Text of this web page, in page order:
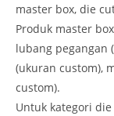
master box, die
Produk master
lubang pegangan
(ukuran custom),
custom).
Untuk kategori